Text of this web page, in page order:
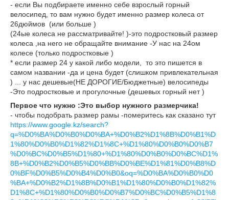
- если Вы подбираете именно себе взрослый горный
велосипед, то вам нужно будет именно размер колеса от
26дюймов (или больше )
(24ые колеса не рассматривайте! )-это подростковый размер
колеса ,на него не обращайте внимание -У нас на 24ом
колесе (только подростковые )
* если размер 24 у какой либо модели, то это пишется в
самом названии -да и цена будет (слишком привлекательная
) ... у нас дешевые(НЕ ДОРОГИЕ/Бюджетные) велосипеды
-Это подростковые и прогулочные (дешевых горный нет )
Первое что нужно :Это выбор нужного размерчика!
- чтобы подобрать размер рамы -померитесь как сказано тут
https://www.google.kz/search?
q=%D0%BA%D0%B0%D0%BA+%D0%B2%D1%8B%D0%B1%D
1%80%D0%B0%D1%82%D1%8C+%D1%80%D0%B0%D0%B7
%D0%BC%D0%B5%D1%80+%D1%80%D0%B0%D0%BC%D1%
8B+%D0%B2%D0%B5%D0%BB%D0%BE%D1%81%D0%B8%D
0%BF%D0%B5%D0%B4%D0%B0&oq=%D0%BA%D0%B0%D0
%BA+%D0%B2%D1%8B%D0%B1%D1%80%D0%B0%D1%82%
D1%8C+%D1%80%D0%B0%D0%B7%D0%BC%D0%B5%D1%8